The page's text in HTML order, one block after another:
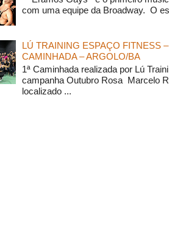
com uma equipe da Broadway. O
LÚ TRAINING ESPAÇO FITNESS
CAMINHADA – ARGOLO/BA
1ª Caminhada realizada por Lú
campanha Outubro Rosa Marcelo
localizado ...